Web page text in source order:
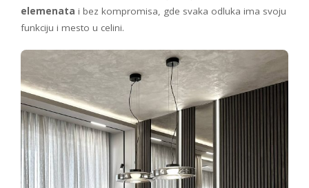
elemenata i bez kompromisa, gde svaka odluka ima svoju
funkciju i mesto u celini.